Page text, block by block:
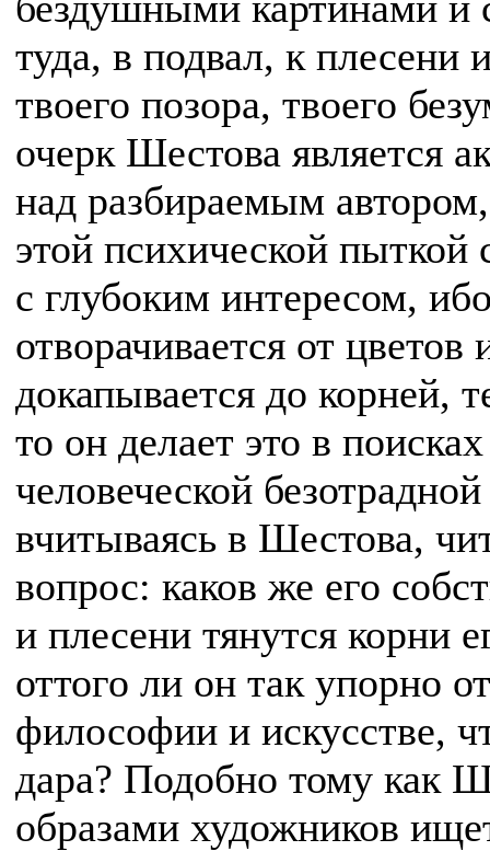
туда, в подвал, к плесени
твоего позора, твоего
очерк Шестова является
над разбираемым
этой психической
с глубоким интересом,
отворачивается от цветов
докапывается до корней,
то он делает это в
человеческой
вчитываясь в Шестова,
вопрос: каков же его
и плесени тянутся корни
оттого ли он так упорно
философии и искусстве,
дара? Подобно тому как
образами художников